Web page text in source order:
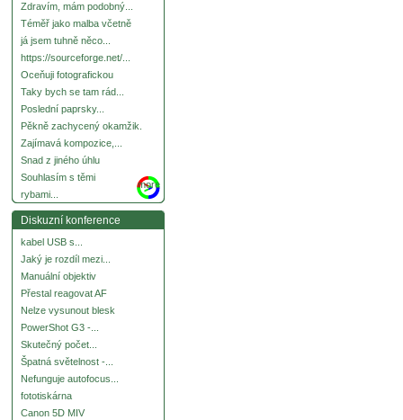
Zdravím, mám podobný...
Téměř jako malba včetně
já jsem tuhně něco...
https://sourceforge.net/...
Oceňuji fotografickou
Taky bych se tam rád...
Poslední paprsky...
Pěkně zachycený okamžik.
Zajímavá kompozice,...
Snad z jiného úhlu
Souhlasím s těmi
rybami...
more
Diskuzní konference
kabel USB s...
Jaký je rozdíl mezi...
Manuální objektiv
Přestal reagovat AF
Nelze vysunout blesk
PowerShot G3 -...
Skutečný počet...
Špatná světelnost -...
Nefunguje autofocus...
fototiskárna
Canon 5D MIV